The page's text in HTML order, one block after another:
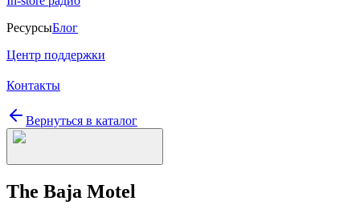
РесурсыБлог
Центр поддержки
Контакты
Вернуться в каталог
The Baja Motel